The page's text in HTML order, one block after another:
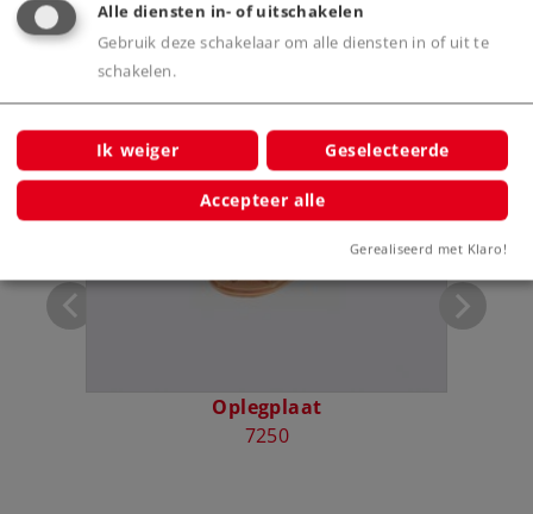
Bijbehorende producten
Oplegplaat
7250
Alle diensten in- of uitschakelen
Gebruik deze schakelaar om alle diensten in of uit te
schakelen.
Ik weiger Geselecteerde
Accepteer alle
Gerealiseerd met Klaro!